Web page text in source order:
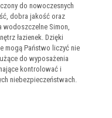
do nowoczesnych
dobra jakość oraz
Simon,
łazienek. Dzięki
mogą Państwo liczyć nie
do wyposażenia
kontrolować i
niebezpieczeństwach.